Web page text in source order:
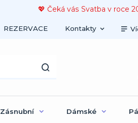
💖 Čeká vás Svatba v roce
REZERVACE Kontakty
Zásnubní Dámské